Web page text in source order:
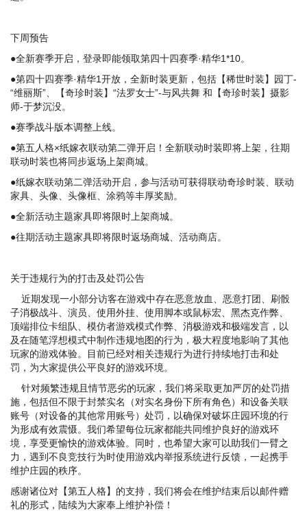
下周预告
●全新赛季开启，登录即能领取第四十四赛季·精华1*10。
●第四十四赛季·精华1开放，全新时装更新，包括【稀世时装】园丁-
“维丽斯”、【奇珍时装】“法罗女士”-与风共舞 和【奇珍时装】摄影
师-于梦沉没。
●赛季战斗版本调整上线。
●第五人格×纸嫁衣联动第二弹开启！全新联动时装即将上架，往期
联动时装也将同步返场上架商城。
●纸嫁衣联动第二弹活动开启，参与活动可获得联动奇珍时装、联动
家具、头像、头像框、涂鸦等丰厚奖励。
●全新活动主题家具即将限时上架商城。
●往期活动主题家具即将限时返场商城、活动商店。
关于违规行为的打击及处罚公告
近期发现一小部分访客在游戏中存在恶意放血、恶意打团、刷骰
子消极战斗、演员、使用外挂、使用脚本或鼠标宏、黑杰克作弊、
顶端排位卡组队、模仿者游戏模式作弊、消极游戏和极端发言，以
及在随笔浮想模式中制作违规地图的行为，极大程度地影响了其他
玩家的游戏体验。目前已经对相关违规行为进行持续地打击和处
罚，为大家提供公平良好的游戏环境。
针对频繁违规且情节恶劣的玩家，我们将采取更加严厉的处罚措
施，包括但不限于封禁实名（对实名身份下所有角色）和设备关联
账号（对设备的其他常用账号）处罚，以确保对破坏庄园环境的行
为形成有效震慑。我们希望每位玩家都能共同维护良好的游戏环
境，享受更愉快的游戏体验。同时，也希望大家可以助我们一臂之
力，遇到不良竞技行为时使用游戏内举报系统进行反馈，一起携手
维护庄园的秩序。
感谢诸位对【第五人格】的支持，我们将会在维护结束后以邮件赠
礼的形式，陆续为大家奉上维护补偿！